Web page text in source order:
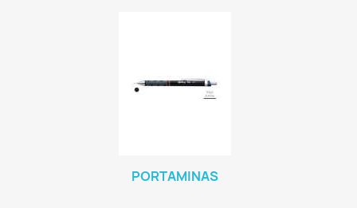
PORTAMINAS